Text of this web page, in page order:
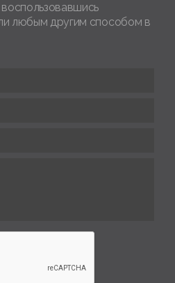
любым другим способом в